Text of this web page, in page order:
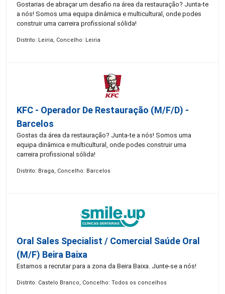
Gostarias de abraçar um desafio na área da restauração? Junta-te
a nós! Somos uma equipa dinâmica e multicultural, onde podes
construir uma carreira profissional sólida!
Distrito: Leiria, Concelho: Leiria
KFC - Operador De Restauração (m/f/d) -
Barcelos
Gostas da área da restauração? Junta-te a nós! Somos uma
equipa dinâmica e multicultural, onde podes construir uma
carreira profissional sólida!
Distrito: Braga, Concelho: Barcelos
Oral Sales Specialist / Comercial Saúde Oral
(M/F) Beira Baixa
Estamos a recrutar para a zona da Beira Baixa. Junte-se a nós!
Distrito: Castelo Branco, Concelho: Todos os concelhos